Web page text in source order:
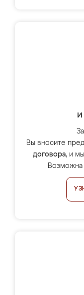
Вы вносите
договора, и
Возможна